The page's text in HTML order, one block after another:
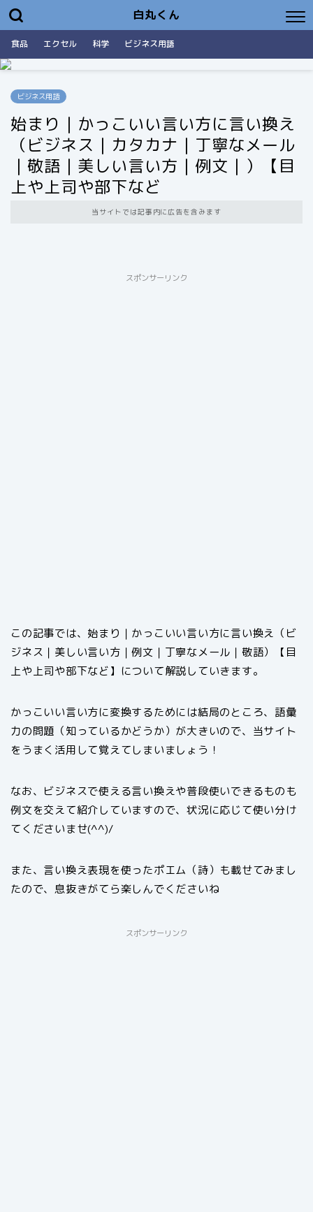
白丸くん
食品 エクセル 科学 ビジネス用語
ビジネス用語
始まり｜かっこいい言い方に言い換え
（ビジネス｜カタカナ｜丁寧なメール
｜敬語｜美しい言い方｜例文｜）【目
上や上司や部下など
当サイトでは記事内に広告を含みます
スポンサーリンク
この記事では、始まり｜かっこいい言い方に言い換え（ビ
ジネス｜美しい言い方｜例文｜丁寧なメール｜敬語）【目
上や上司や部下など】について解説していきます。
かっこいい言い方に変換するためには結局のところ、語彙
力の問題（知っているかどうか）が大きいので、当サイト
をうまく活用して覚えてしまいましょう！
なお、ビジネスで使える言い換えや普段使いできるものも
例文を交えて紹介していますので、状況に応じて使い分け
てくださいませ(^^)/
また、言い換え表現を使ったポエム（詩）も載せてみまし
たので、息抜きがてら楽しんでくださいね
スポンサーリンク